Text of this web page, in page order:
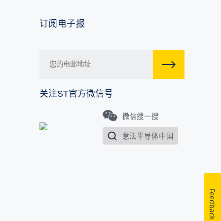
订阅电子报
关注ST官方微信号
微信搜一搜
意法半导体中国
Feedback